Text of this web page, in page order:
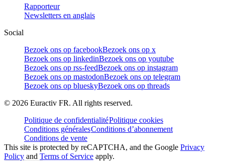
Rapporteur
Newsletters en anglais
Social
Bezoek ons op facebookBezoek ons op x
Bezoek ons op linkedinBezoek ons op youtube
Bezoek ons op rss-feedBezoek ons op instagram
Bezoek ons op mastodonBezoek ons op telegram
Bezoek ons op blueskyBezoek ons op threads
© 2026 Euractiv FR. All rights reserved.
Politique de confidentialitéPolitique cookies
Conditions généralesConditions d’abonnement
Conditions de vente
This site is protected by reCAPTCHA, and the Google Privacy
Policy and Terms of Service apply.